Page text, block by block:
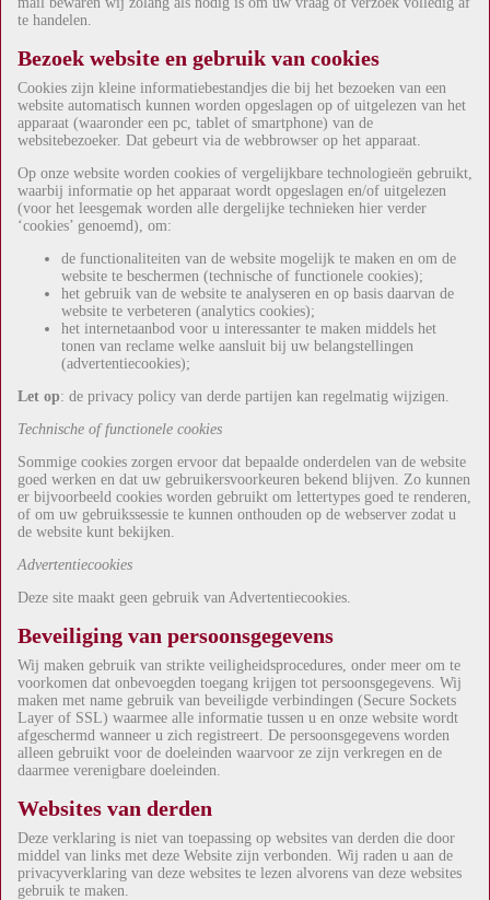
te handelen.
Bezoek website en gebruik van cookies
Cookies zijn kleine informatiebestandjes die bij het bezoeken van een
website automatisch kunnen worden opgeslagen op of uitgelezen van het
apparaat (waaronder een pc, tablet of smartphone) van de
websitebezoeker. Dat gebeurt via de webbrowser op het apparaat.
Op onze website worden cookies of vergelijkbare technologieën gebruikt,
waarbij informatie op het apparaat wordt opgeslagen en/of uitgelezen
(voor het leesgemak worden alle dergelijke technieken hier verder
‘cookies’ genoemd), om:
de functionaliteiten van de website mogelijk te maken en om de
website te beschermen (technische of functionele cookies);
het gebruik van de website te analyseren en op basis daarvan de
website te verbeteren (analytics cookies);
het internetaanbod voor u interessanter te maken middels het
tonen van reclame welke aansluit bij uw belangstellingen
(advertentiecookies);
Let op: de privacy policy van derde partijen kan regelmatig wijzigen.
Technische of functionele cookies
Sommige cookies zorgen ervoor dat bepaalde onderdelen van de website
goed werken en dat uw gebruikersvoorkeuren bekend blijven. Zo kunnen
er bijvoorbeeld cookies worden gebruikt om lettertypes goed te renderen,
of om uw gebruikssessie te kunnen onthouden op de webserver zodat u
de website kunt bekijken.
Advertentiecookies
Deze site maakt geen gebruik van Advertentiecookies.
Beveiliging van persoonsgegevens
Wij maken gebruik van strikte veiligheidsprocedures, onder meer om te
voorkomen dat onbevoegden toegang krijgen tot persoonsgegevens. Wij
maken met name gebruik van beveiligde verbindingen (Secure Sockets
Layer of SSL) waarmee alle informatie tussen u en onze website wordt
afgeschermd wanneer u zich registreert. De persoonsgegevens worden
alleen gebruikt voor de doeleinden waarvoor ze zijn verkregen en de
daarmee verenigbare doeleinden.
Websites van derden
Deze verklaring is niet van toepassing op websites van derden die door
middel van links met deze Website zijn verbonden. Wij raden u aan de
privacyverklaring van deze websites te lezen alvorens van deze websites
gebruik te maken.